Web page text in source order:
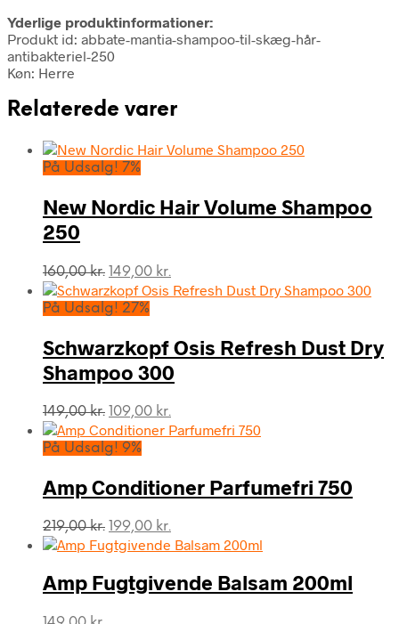
Yderlige produktinformationer:
Produkt id: abbate-mantia-shampoo-til-skæg-hår-
antibakteriel-250
Køn: Herre
Relaterede varer
På Udsalg! 7%
New Nordic Hair Volume Shampoo
250
160,00kr. Den
oprindelige
pris
160,00 kr..
149,00 kr.
aktuelle
149,00 kr..
På Udsalg! 27%
Schwarzkopf Osis Refresh Dust Dry
Shampoo 300
149,00kr. Den
oprindelige
pris
149,00 kr..
109,00 kr.
aktuelle
109,00 kr..
På Udsalg! 9%
Amp Conditioner Parfumefri 750
219,00kr. Den
oprindelige
var:
219,00 kr..
199,00 kr.
aktuelle
er:
199,00 kr..
Amp Fugtgivende Balsam 200ml